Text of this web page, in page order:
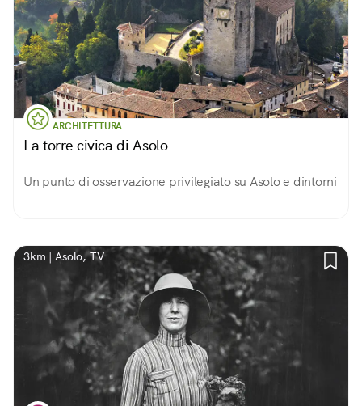
ARCHITETTURA
La torre civica di Asolo
Un punto di osservazione privilegiato su Asolo e dintorni
3km | Asolo, TV